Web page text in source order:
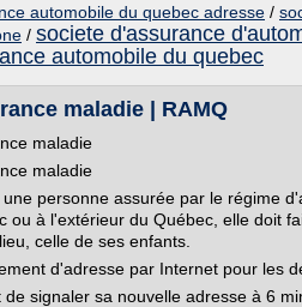
automobile du quebec adresse /
/ societe d'assurance
automobile du quebec
maladie | RAMQ
maladie
maladie
personne assurée par le régime
ou à l'extérieur du Québec, elle doit
celle de ses enfants.
d'adresse par Internet pour les
de signaler sa nouvelle adresse à 6